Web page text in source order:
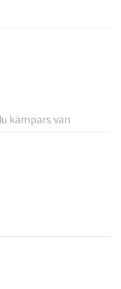
kämpars vän